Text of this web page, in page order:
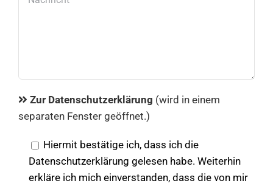
Zur Datenschutzerklärung (wird in einem
separaten Fenster geöffnet.)
Hiermit bestätige ich, dass ich die
Datenschutzerklärung gelesen habe. Weiterhin
erkläre ich mich einverstanden, dass die von mir